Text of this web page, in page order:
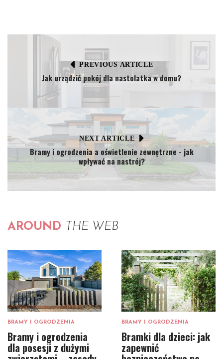
PREVIOUS ARTICLE
Jak urządzić pokój dla nastolatka w domu?
NEXT ARTICLE
Bramy i ogrodzenia a oświetlenie zewnętrzne - jak
wpływać na nastrój?
AROUND THE WEB
BRAMY I OGRODZENIA
Bramy i ogrodzenia
dla posesji z dużymi
BRAMY I OGRODZENIA
Bramki dla dzieci: jak
zapewnić